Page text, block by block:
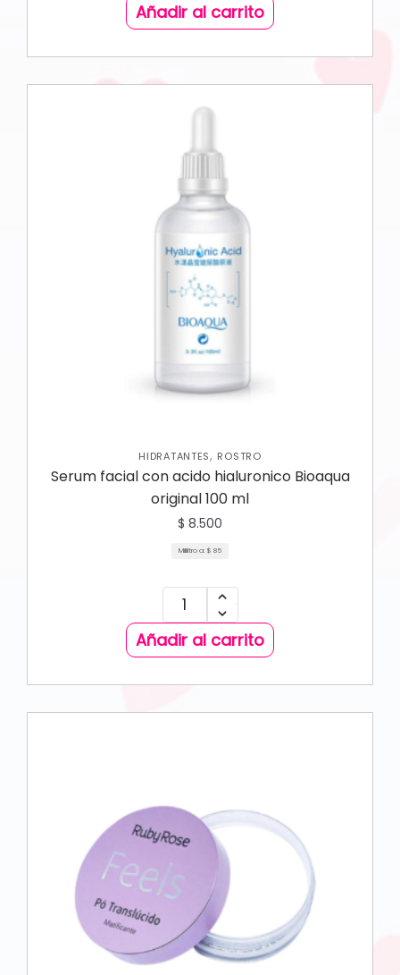
Añadir al carrito
HIDRATANTES, ROSTRO
Serum facial con acido hialuronico Bioaqua
original 100 ml
$ 8.500
Mililitro a: $ 85
Añadir al carrito